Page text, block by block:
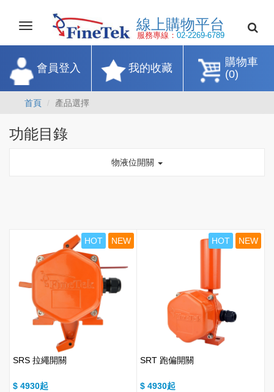
Toggle
navigation
線上購物平
服務專線：02-2269-
購物車
(0)
我的收藏
會員登入
首頁 產品選擇
功能目錄
物液位開關
HOT NEW
SRS 拉繩開關
$ 4930
HOT NEW
SRT 跑偏開關
$ 4930